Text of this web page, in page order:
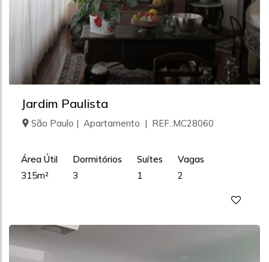
Jardim Paulista
São Paulo | Apartamento | REF.:MC28060
Área Útil
315m²
Dormitórios
3
Suítes
1
Vagas
2